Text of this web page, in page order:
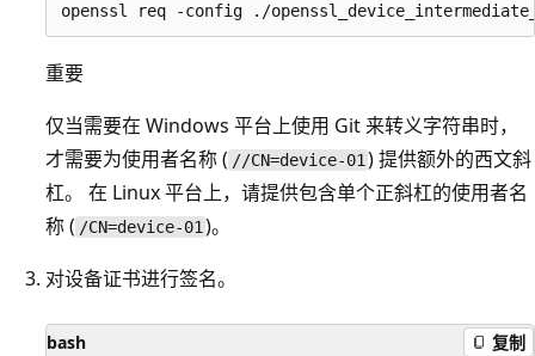
重要
仅当需要在 Windows 平台上使用 Git 来转义字符串时，
才需要为使用者名称 ( //CN=device-01 ) 提供额外的西文斜
杠。 在 Linux 平台上，请提供包含单个正斜杠的使用者名
称 ( /CN=device-01 )。
对设备证书进行签名。
bash 复制